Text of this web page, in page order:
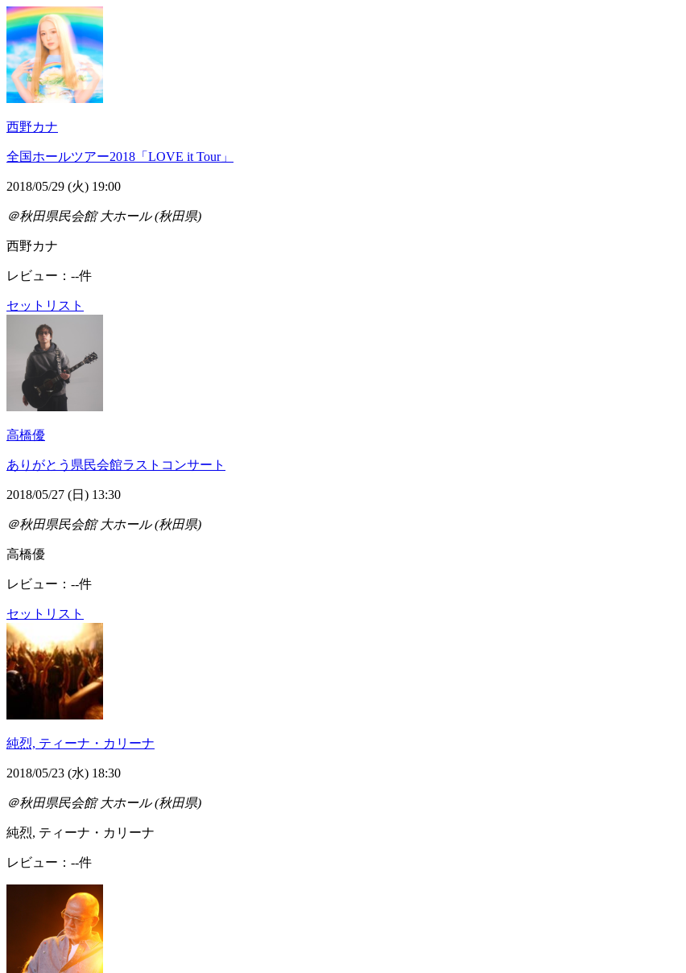
西野カナ
全国ホールツアー2018「LOVE it Tour」
2018/05/29 (火) 19:00
＠秋田県民会館 大ホール (秋田県)
西野カナ
レビュー：--件
セットリスト
高橋優
ありがとう県民会館ラストコンサート
2018/05/27 (日) 13:30
＠秋田県民会館 大ホール (秋田県)
高橋優
レビュー：--件
セットリスト
純烈, ティーナ・カリーナ
2018/05/23 (水) 18:30
＠秋田県民会館 大ホール (秋田県)
純烈, ティーナ・カリーナ
レビュー：--件